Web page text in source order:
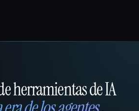
herramientas de IA